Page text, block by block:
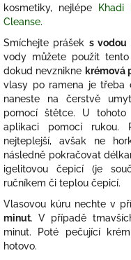
kosmetiky, nejlépe
Khadi
Cleanse.
Smíchejte prášek s vodou
vody můžete použít
dokud nevznikne krémová
vlasy po ramena je třeba
naneste na čerstvě
pomocí štětce. U
aplikaci pomocí rukou.
nejteplejší, avšak ne
následně pokračovat
igelitovou čepicí (je
ručníkem či teplou čepicí.
Vlasovou kúru nechte v
minut. V případě
minut. Poté pečující
hotovo.